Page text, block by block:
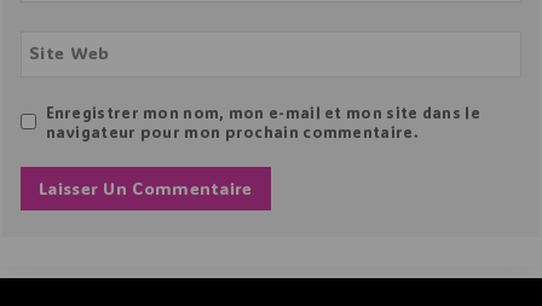
Site Web
Enregistrer mon nom, mon e-mail et mon site dans le
navigateur pour mon prochain commentaire.